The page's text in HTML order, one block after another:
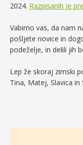
2024. Razpisanih je
Vabimo vas, da nam
pošljete novice in
podeželje, in delili jih
Lep že skoraj zimski
Tina, Matej, Slavica